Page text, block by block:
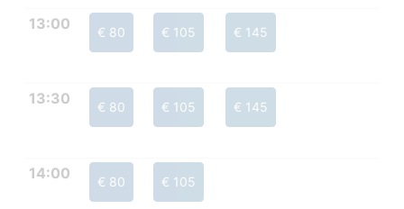
13:00 € 80 € 105 € 145
13:30 € 80 € 105 € 145
14:00 € 80 € 105